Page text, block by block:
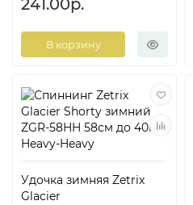
241.00р.
В корзину
Удочка зимняя Zetrix
Glacier